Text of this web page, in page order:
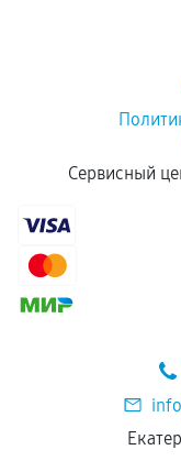
отдельных
Если
сохраняться
соблюдены
Установка
центром.
Сервисный